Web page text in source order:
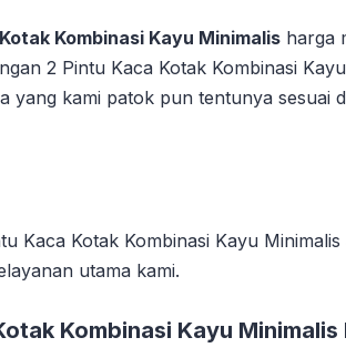
Kombinasi Kayu Minimalis harga
2 Pintu Kaca Kotak Kombinasi
kami patok pun tentunya sesuai
Kaca Kotak Kombinasi Kayu
utama kami.
Kombinasi Kayu